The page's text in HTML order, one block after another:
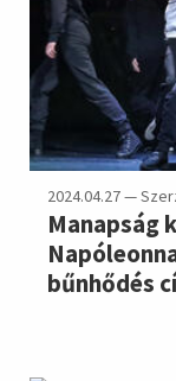
2024.04.27 —
Manapság
bűnhődés